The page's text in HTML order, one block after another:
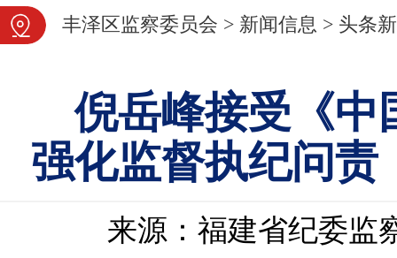
图片新闻
丰泽区监察委员会 > 新闻信息 > 头条
倪岳峰接受《中
强化监督执纪问
来源：福建省纪委监